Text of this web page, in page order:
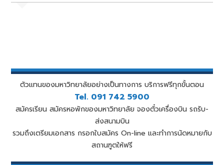
ตัวแทนของมหาวิทยาลัยอย่างเป็นทางการ บริการฟรีทุกขั้นตอน
Tel. 091 742 5900
สมัครเรียน สมัครหอพักของมหาวิทยาลัย จองตั๋วเครื่องบิน รถรับ-
ส่งสนามบิน
รวมถึงเตรียมเอกสาร กรอกใบสมัคร On-line และทำการนัดหมายกับ
สถานฑูตให้ฟรี